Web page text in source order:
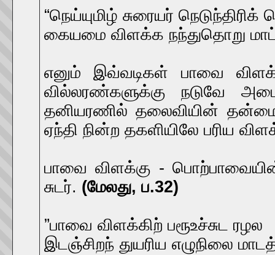
“நெய்யுமிழ் சுரையர்
கையமை விளக்க நந்துதொறு
எனும் இவ்வடிகள் பாவை
வில்லரண்களுக்கு நடுவே
தனியரணில் தலைவியின் தன்மை
ஏந்தி நின்ற தகளியிலே பரிய
பாவை விளக்கு -
சுடர். (மேலது, ப.32)
”பாவை விளக்கிற் பரூஉச்சுட ரழல
இடஞ்சிறந் துயரிய எழுநிலை